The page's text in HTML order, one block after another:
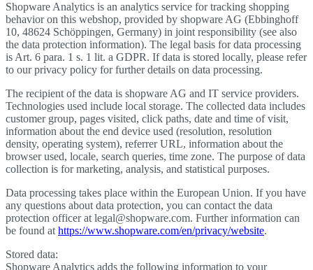
Shopware Analytics is an analytics service for tracking shopping
behavior on this webshop, provided by shopware AG (Ebbinghoff
10, 48624 Schöppingen, Germany) in joint responsibility (see also
the data protection information). The legal basis for data processing
is Art. 6 para. 1 s. 1 lit. a GDPR. If data is stored locally, please refer
to our privacy policy for further details on data processing.
The recipient of the data is shopware AG and IT service providers.
Technologies used include local storage. The collected data includes
customer group, pages visited, click paths, date and time of visit,
information about the end device used (resolution, resolution
density, operating system), referrer URL, information about the
browser used, locale, search queries, time zone. The purpose of data
collection is for marketing, analysis, and statistical purposes.
Data processing takes place within the European Union. If you have
any questions about data protection, you can contact the data
protection officer at legal@shopware.com. Further information can
be found at https://www.shopware.com/en/privacy/website.
Stored data:
Shopware Analytics adds the following information to your